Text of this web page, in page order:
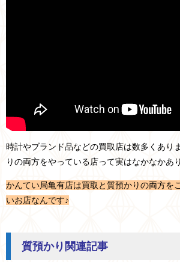
時計やブランド品などの買取店は数多くあり
りの両方をやっている店って実はなかなかあ
かんてい局亀有店は買取と質預かりの両方を
いお店なんです♪
質預かり関連記事